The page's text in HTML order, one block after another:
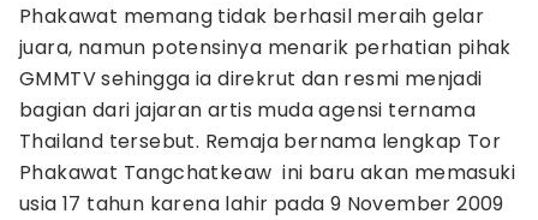
Phakawat memang tidak berhasil meraih gelar
juara, namun potensinya menarik perhatian pihak
GMMTV sehingga ia direkrut dan resmi menjadi
bagian dari jajaran artis muda agensi ternama
Thailand tersebut. Remaja bernama lengkap Tor
Phakawat Tangchatkeaw ini baru akan memasuki
usia 17 tahun karena lahir pada 9 November 2009